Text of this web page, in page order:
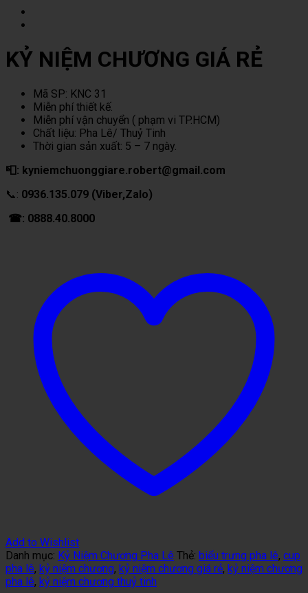
KỶ NIỆM CHƯƠNG GIÁ RẺ
Mã SP: KNC 31
Miễn phí thiết kế.
Miễn phí vận chuyển ( phạm vi TP.HCM)
Chất liệu: Pha Lê/ Thuỷ Tinh
Thời gian sản xuất: 5 – 7 ngày.
📮: kyniemchuonggiare.robert@gmail.com
📞: 0936.135.079 (Viber,Zalo)
☎: 0888.40.8000
Add to Wishlist
Danh mục: Kỷ Niệm Chương Pha Lê Thẻ: biểu trưng pha lê, cup
pha lê, kỷ niệm chương, kỷ niệm chương giá rẻ, kỷ niệm chương
pha lê, kỷ niệm chương thuỷ tinh